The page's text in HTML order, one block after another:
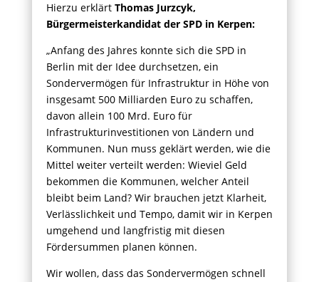
Hierzu erklärt Thomas Jurzcyk,
Bürgermeisterkandidat der SPD in Kerpen:
„Anfang des Jahres konnte sich die SPD in
Berlin mit der Idee durchsetzen, ein
Sondervermögen für Infrastruktur in Höhe von
insgesamt 500 Milliarden Euro zu schaffen,
davon allein 100 Mrd. Euro für
Infrastrukturinvestitionen von Ländern und
Kommunen. Nun muss geklärt werden, wie die
Mittel weiter verteilt werden: Wieviel Geld
bekommen die Kommunen, welcher Anteil
bleibt beim Land? Wir brauchen jetzt Klarheit,
Verlässlichkeit und Tempo, damit wir in Kerpen
umgehend und langfristig mit diesen
Fördersummen planen können.
Wir wollen, dass das Sondervermögen schnell